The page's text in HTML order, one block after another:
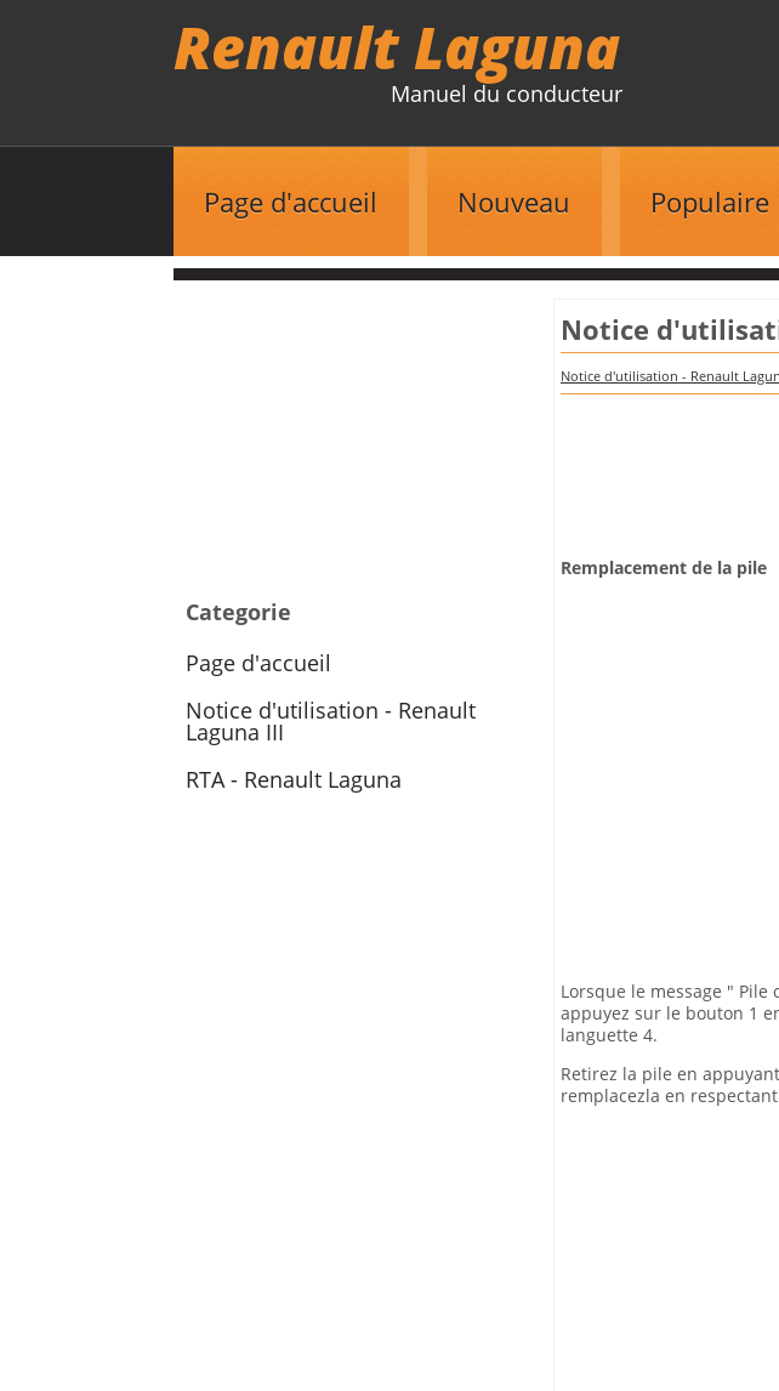
Renault Laguna
Manuel du conducteur
Page d'accueil Nouveau Populaire
Notice
Notice d'utilisation - Renault
Remplacement de la pile
Lorsque le message "
appuyez sur le bouton 1
languette 4.
Retirez la pile en
remplacezla en
Categorie
Page d'accueil
Notice d'utilisation - Renault
Laguna III
RTA - Renault Laguna